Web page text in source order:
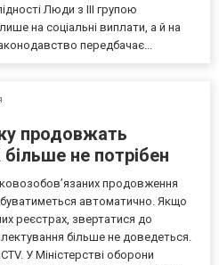
Люди з III групою
на соціальні виплати, а й на
передбачає...
продовжать
не потрібен
продовження
автоматично. Якщо
реєстрах, звертатися до
більше не доведеться.
У Міністерстві оборони